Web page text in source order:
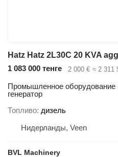
Hatz Hatz 2L30C 20 KVA
1 083 000 тенге
2 000 € ≈ 2 311
Промышленное оборудование
генератор
Топливо дизель
Нидерланды, Veen
BVL Machinery